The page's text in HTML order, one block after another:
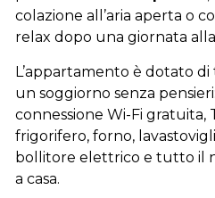
colazione all’aria aperta o
relax dopo una giornata
L’appartamento è dotato
un soggiorno senza
connessione Wi-Fi gratuita,
frigorifero, forno,
bollitore elettrico e tutto il
a casa.